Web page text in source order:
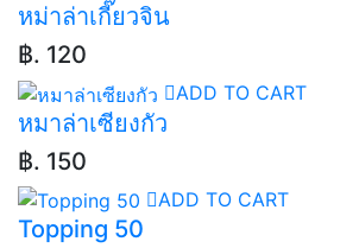
หม่าล่าเกี๊ยวจิน
฿. 120
ADD TO CART
หมาล่าเซียงกัว
฿. 150
ADD TO CART
Topping 50